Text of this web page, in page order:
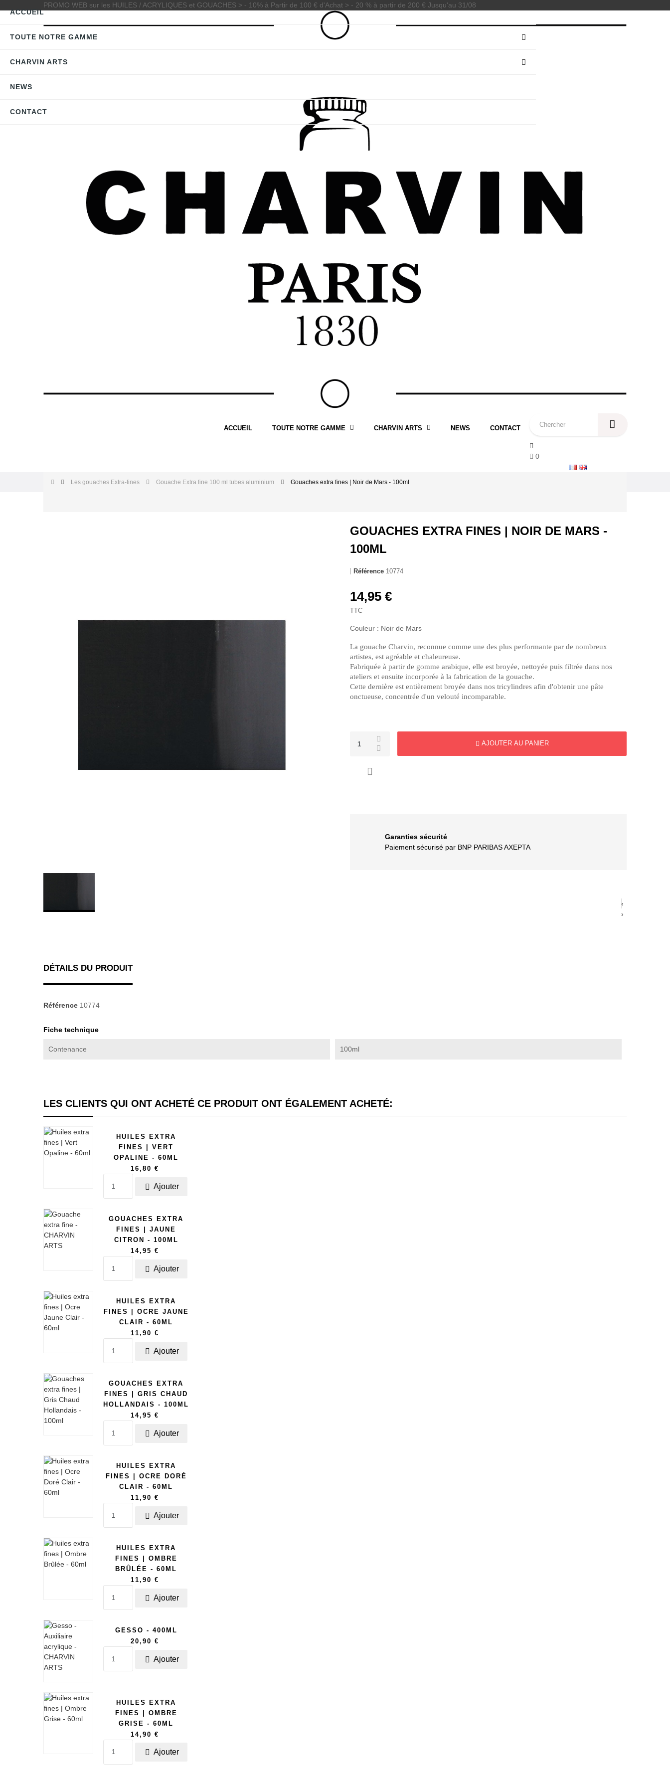
PROMO WEB sur les HUILES / ACRYLIQUES et GOUACHES > - 10% à Partir de 100 € d'Achat > - 20 % à partir de 200 € Jusqu'au 31/08
ACCUEIL TOUTE NOTRE GAMME CHARVIN ARTS NEWS CONTACT
0
Les gouaches Extra-fines Gouache Extra fine 100 ml tubes aluminium Gouaches extra fines | Noir de Mars - 100ml
GOUACHES EXTRA FINES | NOIR DE MARS -
100ML
Référence 10774
14,95 €
TTC
Couleur : Noir de Mars
La gouache Charvin, reconnue comme une des plus performante par de nombreux
artistes, est agréable et chaleureuse.
Fabriquée à partir de gomme arabique, elle est broyée, nettoyée puis filtrée dans nos
ateliers et ensuite incorporée à la fabrication de la gouache.
Cette dernière est entièrement broyée dans nos tricylindres afin d'obtenir une pâte
onctueuse, concentrée d'un velouté incomparable.
AJOUTER AU PANIER

Garanties sécurité
Paiement sécurisé par BNP PARIBAS AXEPTA
DÉTAILS DU PRODUIT
Référence 10774
Fiche technique
Contenance 100ml
LES CLIENTS QUI ONT ACHETÉ CE PRODUIT ONT ÉGALEMENT ACHETÉ:
HUILES EXTRA
FINES | VERT
OPALINE - 60ML
16,80 €
 Ajouter
GOUACHES EXTRA
FINES | JAUNE
CITRON - 100ML
14,95 €
 Ajouter
HUILES EXTRA
FINES | OCRE JAUNE
CLAIR - 60ML
11,90 €
 Ajouter
GOUACHES EXTRA
FINES | GRIS CHAUD
HOLLANDAIS - 100ML
14,95 €
 Ajouter
HUILES EXTRA
FINES | OCRE DORÉ
CLAIR - 60ML
11,90 €
 Ajouter
HUILES EXTRA
FINES | OMBRE
BRÛLÉE - 60ML
11,90 €
 Ajouter
GESSO - 400ML
20,90 €
 Ajouter
HUILES EXTRA
FINES | OMBRE
GRISE - 60ML
14,90 €
 Ajouter
‹
›
‹
›
ACCUEIL
TOUTE NOTRE GAMME
CHARVIN ARTS
NEWS
CONTACT